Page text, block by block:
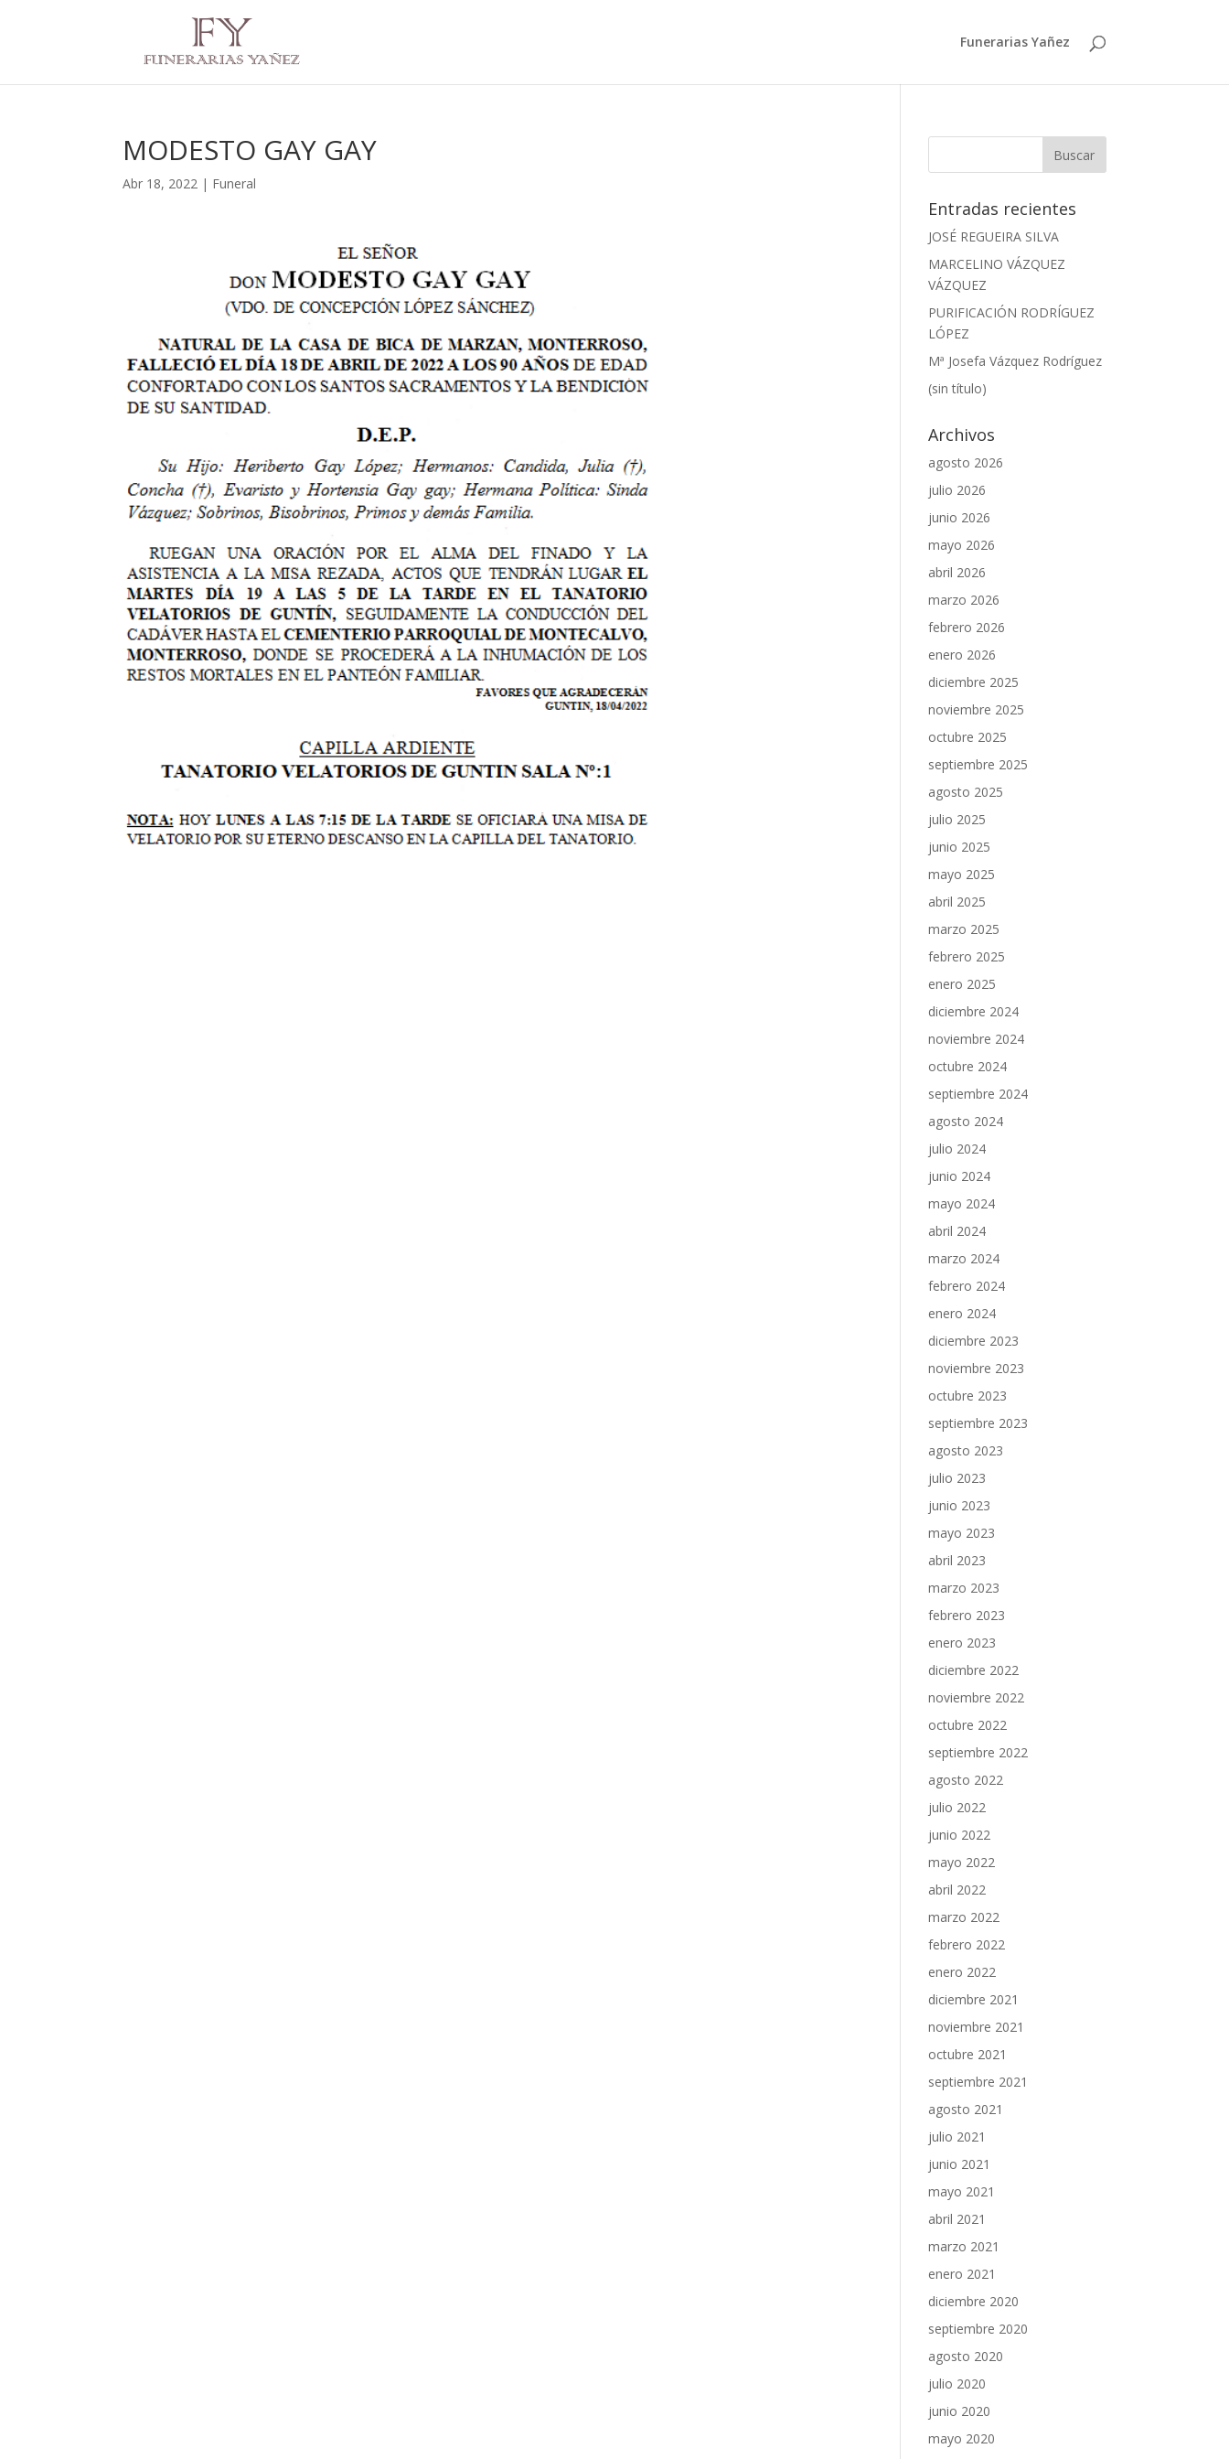
Funerarias Yañez
MODESTO GAY GAY
Abr 18, 2022 | Funeral
Entradas recientes
JOSÉ REGUEIRA SILVA
MARCELINO VÁZQUEZ
VÁZQUEZ
PURIFICACIÓN RODRÍGUEZ
LÓPEZ
Mª Josefa Vázquez Rodríguez
(sin título)
Archivos
agosto 2026
julio 2026
junio 2026
mayo 2026
abril 2026
marzo 2026
febrero 2026
enero 2026
diciembre 2025
noviembre 2025
octubre 2025
septiembre 2025
agosto 2025
julio 2025
junio 2025
mayo 2025
abril 2025
marzo 2025
febrero 2025
enero 2025
diciembre 2024
noviembre 2024
octubre 2024
septiembre 2024
agosto 2024
julio 2024
junio 2024
mayo 2024
abril 2024
marzo 2024
febrero 2024
enero 2024
diciembre 2023
noviembre 2023
octubre 2023
septiembre 2023
agosto 2023
julio 2023
junio 2023
mayo 2023
abril 2023
marzo 2023
febrero 2023
enero 2023
diciembre 2022
noviembre 2022
octubre 2022
septiembre 2022
agosto 2022
julio 2022
junio 2022
mayo 2022
abril 2022
marzo 2022
febrero 2022
enero 2022
diciembre 2021
noviembre 2021
octubre 2021
septiembre 2021
agosto 2021
julio 2021
junio 2021
mayo 2021
abril 2021
marzo 2021
enero 2021
diciembre 2020
septiembre 2020
agosto 2020
julio 2020
junio 2020
mayo 2020